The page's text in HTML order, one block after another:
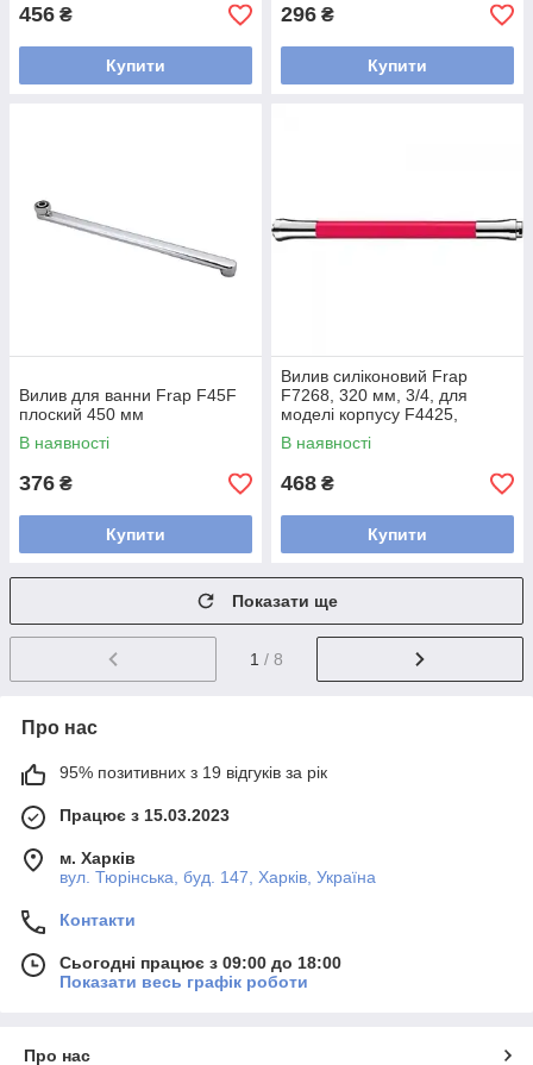
456 ₴
Купити
296 ₴
Купити
Вилив для ванни Frap F45F
плоский 450 мм
В наявності
376 ₴
Купити
Вилив силіконовий Frap
F7268, 320 мм, 3/4, для
моделі корпусу F4425,
F4424, F4419, червоний
В наявності
468 ₴
Купити
Показати ще
1 / 8
Про нас
95% позитивних з 19 відгуків за рік
Працює з 15.03.2023
м. Харків
вул. Тюрінська, буд. 147, Харків, Україна
Контакти
Сьогодні працює з 09:00 до 18:00
Показати весь графік роботи
Про нас